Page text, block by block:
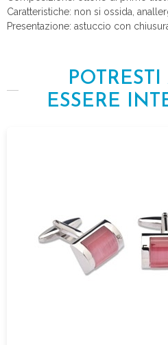
Caratteristiche: non si ossida,
Presentazione: astuccio con
ESSERE